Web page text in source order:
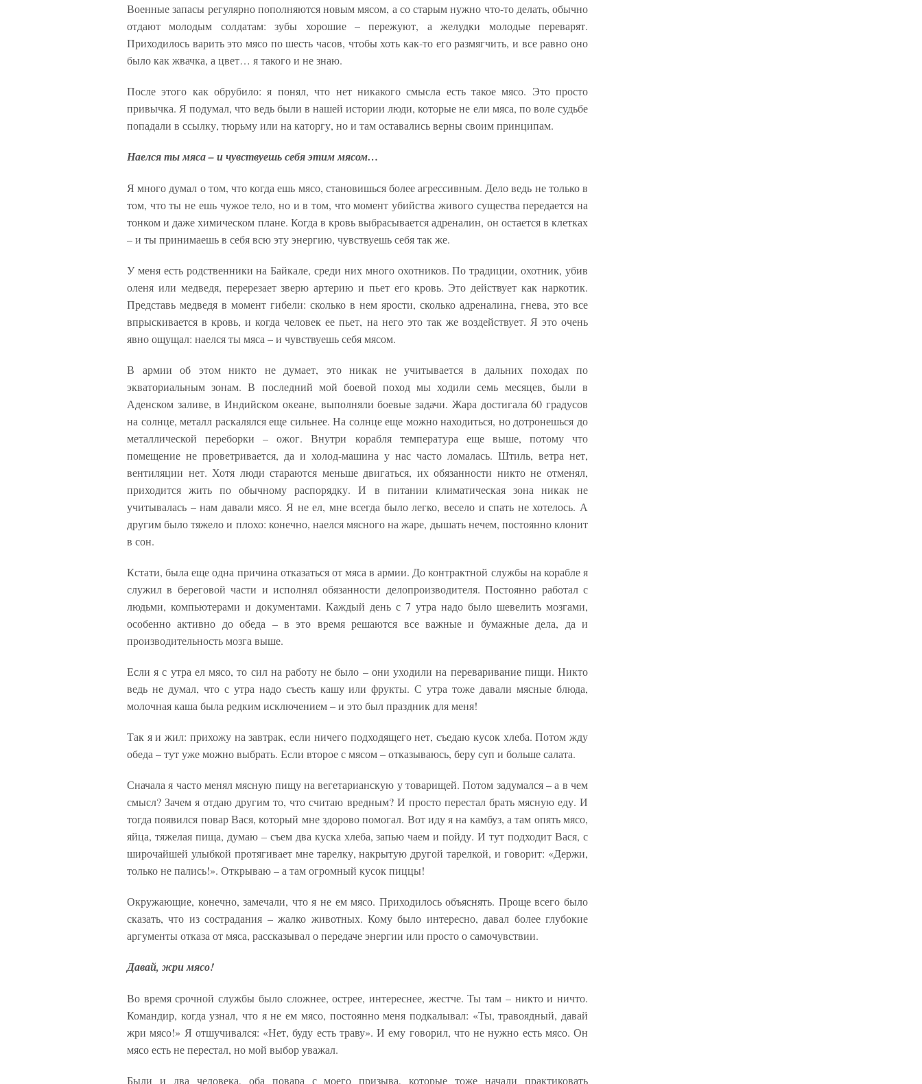
Военные запасы регулярно пополняются новым мясом, а со старым нужно что-то делать, обычно
отдают молодым солдатам: зубы хорошие – пережуют, а желудки молодые переварят.
Приходилось варить это мясо по шесть часов, чтобы хоть как-то его размягчить, и все равно оно
было как жвачка, а цвет… я такого и не знаю.
После этого как обрубило: я понял, что нет никакого смысла есть такое мясо. Это просто
привычка. Я подумал, что ведь были в нашей истории люди, которые не ели мяса, по воле судьбе
попадали в ссылку, тюрьму или на каторгу, но и там оставались верны своим принципам.
Наелся ты мяса – и чувствуешь себя этим мясом…
Я много думал о том, что когда ешь мясо, становишься более агрессивным. Дело ведь не только в
том, что ты не ешь чужое тело, но и в том, что момент убийства живого существа передается на
тонком и даже химическом плане. Когда в кровь выбрасывается адреналин, он остается в клетках
– и ты принимаешь в себя всю эту энергию, чувствуешь себя так же.
У меня есть родственники на Байкале, среди них много охотников. По традиции, охотник, убив
оленя или медведя, перерезает зверю артерию и пьет его кровь. Это действует как наркотик.
Представь медведя в момент гибели: сколько в нем ярости, сколько адреналина, гнева, это все
впрыскивается в кровь, и когда человек ее пьет, на него это так же воздействует. Я это очень
явно ощущал: наелся ты мяса – и чувствуешь себя мясом.
В армии об этом никто не думает, это никак не учитывается в дальних походах по
экваториальным зонам. В последний мой боевой поход мы ходили семь месяцев, были в
Аденском заливе, в Индийском океане, выполняли боевые задачи. Жара достигала 60 градусов
на солнце, металл раскалялся еще сильнее. На солнце еще можно находиться, но дотронешься до
металлической переборки – ожог. Внутри корабля температура еще выше, потому что
помещение не проветривается, да и холод-машина у нас часто ломалась. Штиль, ветра нет,
вентиляции нет. Хотя люди стараются меньше двигаться, их обязанности никто не отменял,
приходится жить по обычному распорядку. И в питании климатическая зона никак не
учитывалась – нам давали мясо. Я не ел, мне всегда было легко, весело и спать не хотелось. А
другим было тяжело и плохо: конечно, наелся мясного на жаре, дышать нечем, постоянно клонит
в сон.
Кстати, была еще одна причина отказаться от мяса в армии. До контрактной службы на корабле я
служил в береговой части и исполнял обязанности делопроизводителя. Постоянно работал с
людьми, компьютерами и документами. Каждый день с 7 утра надо было шевелить мозгами,
особенно активно до обеда – в это время решаются все важные и бумажные дела, да и
производительность мозга выше.
Если я с утра ел мясо, то сил на работу не было – они уходили на переваривание пищи. Никто
ведь не думал, что с утра надо съесть кашу или фрукты. С утра тоже давали мясные блюда,
молочная каша была редким исключением – и это был праздник для меня!
Так я и жил: прихожу на завтрак, если ничего подходящего нет, съедаю кусок хлеба. Потом жду
обеда – тут уже можно выбрать. Если второе с мясом – отказываюсь, беру суп и больше салата.
Сначала я часто менял мясную пищу на вегетарианскую у товарищей. Потом задумался – а в чем
смысл? Зачем я отдаю другим то, что считаю вредным? И просто перестал брать мясную еду. И
тогда появился повар Вася, который мне здорово помогал. Вот иду я на камбуз, а там опять мясо,
яйца, тяжелая пища, думаю – съем два куска хлеба, запью чаем и пойду. И тут подходит Вася, с
широчайшей улыбкой протягивает мне тарелку, накрытую другой тарелкой, и говорит: «Держи,
только не пались!». Открываю – а там огромный кусок пиццы!
Окружающие, конечно, замечали, что я не ем мясо. Приходилось объяснять. Проще всего было
сказать, что из сострадания – жалко животных. Кому было интересно, давал более глубокие
аргументы отказа от мяса, рассказывал о передаче энергии или просто о самочувствии.
Давай, жри мясо!
Во время срочной службы было сложнее, острее, интереснее, жестче. Ты там – никто и ничто.
Командир, когда узнал, что я не ем мясо, постоянно меня подкалывал: «Ты, травоядный, давай
жри мясо!» Я отшучивался: «Нет, буду есть траву». И ему говорил, что не нужно есть мясо. Он
мясо есть не перестал, но мой выбор уважал.
Были и два человека, оба повара с моего призыва, которые тоже начали практиковать